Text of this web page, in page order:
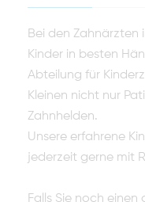
Bei den Zahnärzten
Kinder in besten
Abteilung für
Kleinen nicht nur
Zahnhelden.
Unsere erfahrene
jederzeit gerne mit
Falls Sie noch einen